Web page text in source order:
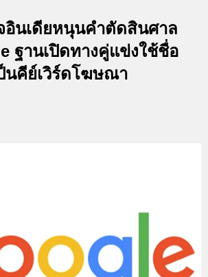
อินเดียหนุนคำตัดสินศาล
ฐานเปิดทางคู่แข่งใช้ชื่อ
นคีย์เวิร์ดโฆษณา